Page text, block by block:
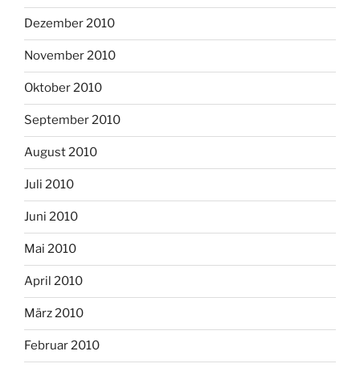
Dezember 2010
November 2010
Oktober 2010
September 2010
August 2010
Juli 2010
Juni 2010
Mai 2010
April 2010
März 2010
Februar 2010